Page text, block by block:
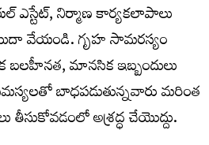
ఎస్టేట్‌, నిర్మాణ కార్యకలాపాలు
వేయండి. గృహ సామరస్యం
బలహీనత, మానసిక ఇబ్బందులు
బాధపడుతున్నవారు మరింత
అశ్రద్ధ చేయొద్దు.